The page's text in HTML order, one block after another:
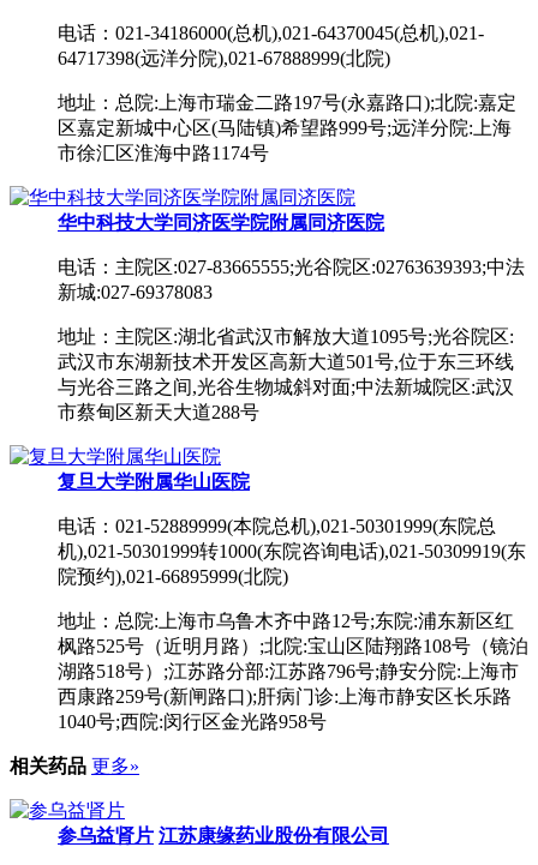
电话：021-34186000(总机),021-64370045(总机),021-
64717398(远洋分院),021-67888999(北院)
地址：总院:上海市瑞金二路197号(永嘉路口);北院:嘉定
区嘉定新城中心区(马陆镇)希望路999号;远洋分院:上海
市徐汇区淮海中路1174号
华中科技大学同济医学院附属同济医院
电话：主院区:027-83665555;光谷院区:02763639393;中法
新城:027-69378083
地址：主院区:湖北省武汉市解放大道1095号;光谷院区:
武汉市东湖新技术开发区高新大道501号,位于东三环线
与光谷三路之间,光谷生物城斜对面;中法新城院区:武汉
市蔡甸区新天大道288号
复旦大学附属华山医院
电话：021-52889999(本院总机),021-50301999(东院总
机),021-50301999转1000(东院咨询电话),021-50309919(东
院预约),021-66895999(北院)
地址：总院:上海市乌鲁木齐中路12号;东院:浦东新区红
枫路525号（近明月路）;北院:宝山区陆翔路108号（镜泊
湖路518号）;江苏路分部:江苏路796号;静安分院:上海市
西康路259号(新闸路口);肝病门诊:上海市静安区长乐路
1040号;西院:闵行区金光路958号
相关药品 更多»
参乌益肾片 江苏康缘药业股份有限公司